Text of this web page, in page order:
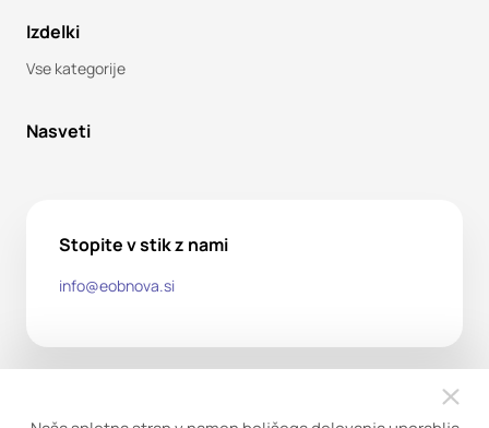
Izdelki
Vse kategorije
Nasveti
Stopite v stik z nami
info@eobnova.si